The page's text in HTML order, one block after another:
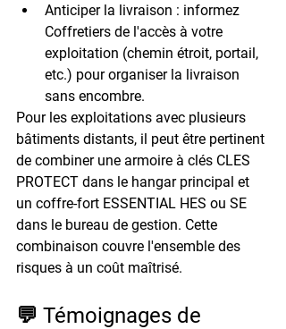
Anticiper la livraison : informez
Coffretiers de l'accès à votre
exploitation (chemin étroit, portail,
etc.) pour organiser la livraison
sans encombre.
Pour les exploitations avec plusieurs
bâtiments distants, il peut être pertinent
de combiner une armoire à clés CLES
PROTECT dans le hangar principal et
un coffre-fort ESSENTIAL HES ou SE
dans le bureau de gestion. Cette
combinaison couvre l'ensemble des
risques à un coût maîtrisé.
💬 Témoignages de